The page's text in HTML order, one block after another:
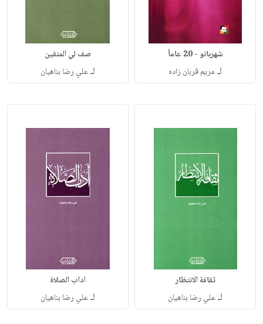
شهربانو - 20 عاماً
لـ مريم قربان زاده
صف لي المتقين
لـعلي رضا بناهيان
ثقافة الانتظار
لـعلي رضا بناهيان
اداب الصلاة
لـعلي رضا بناهيان